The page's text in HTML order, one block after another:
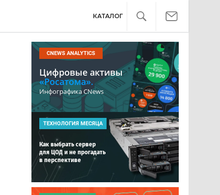
КАТАЛОГ
CNEWS ANALYTICS
Цифровые активы
«Росатома».
Инфографика CNews
ТЕХНОЛОГИЯ МЕСЯЦА
Как выбрать сервер
для ЦОД и не прогадать
в перспективе